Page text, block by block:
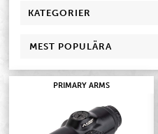
KATEGORIER
MEST POPULÄRA
PRIMARY ARMS